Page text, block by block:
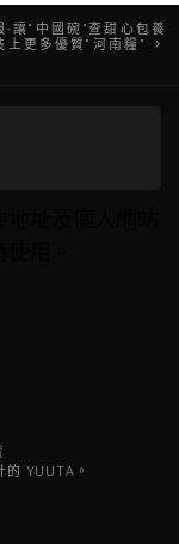
-讓“中國碗”查甜心包養
上更多優質“河南糧”
的 YUUTA。